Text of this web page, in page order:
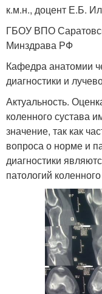
к.м.н., доцент Е.Б.
ГБОУ ВПО
Минздрава РФ
Кафедра анатомии
диагностики и
Актуальность.
коленного сустава
значение, так как
вопроса о норме и
диагностики
патологий